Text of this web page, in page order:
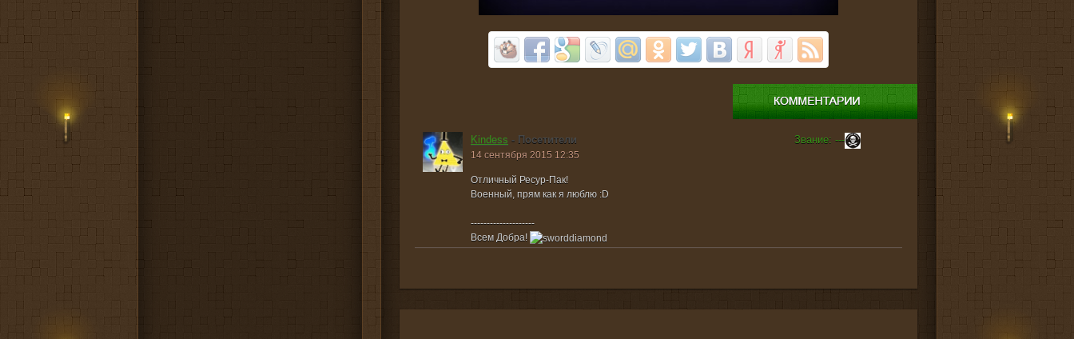
Kindess - Посетители
14 сентября 2015 12:35
Отличный Ресур-Пак!
Военный, прям как я люблю :D
--------------------
Всем Добра!
Звание: ---